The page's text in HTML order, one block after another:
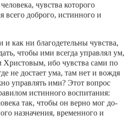
чувства которого
всего доброго, ис­тинного и
как ни благодетельны чувства,
чтобы ими всегда управлял ум,
ибо чувства сами по
не достает ума, там нет и вождя
управлять ими? Этот вопрос
истинного воспитания:
так, чтобы он верно мог до­
назначения, временного и